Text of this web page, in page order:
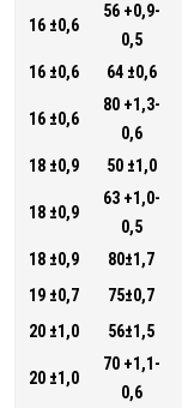
16 ±0,6
56 +0,9-
0,5
16 ±0,6 64 ±0,6
16 ±0,6
80 +1,3-
0,6
18 ±0,9 50 ±1,0
18 ±0,9
63 +1,0-
0,5
18 ±0,9 80±1,7
19 ±0,7
75±0,7
20 ±1,0
56±1,5
20 ±1,0
70 +1,1-
0,6